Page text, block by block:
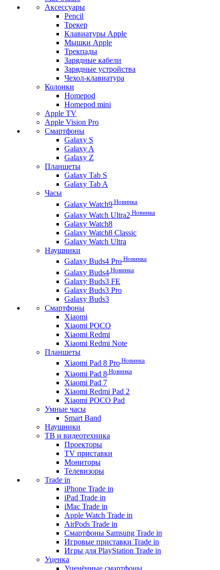
Аксессуары
Pencil
Трекер
Клавиатуры Apple
Мышки Apple
Трекпады
Зарядные кабели
Зарядные устройства
Чехол-клавиатура
Колонки
Homepod
Homepod mini
Apple TV
Apple Vision Pro
Смартфоны
Galaxy S
Galaxy A
Galaxy Z
Планшеты
Galaxy Tab S
Galaxy Tab A
Часы
Galaxy Watch9 Новинка
Galaxy Watch Ultra2 Новинка
Galaxy Watch8
Galaxy Watch8 Classic
Galaxy Watch Ultra
Наушники
Galaxy Buds4 Pro Новинка
Galaxy Buds4 Новинка
Galaxy Buds3 FE
Galaxy Buds3 Pro
Galaxy Buds3
Смартфоны
Xiaomi
Xiaomi POCO
Xiaomi Redmi
Xiaomi Redmi Note
Планшеты
Xiaomi Pad 8 Pro Новинка
Xiaomi Pad 8 Новинка
Xiaomi Pad 7
Xiaomi Redmi Pad 2
Xiaomi POCO Pad
Умные часы
Smart Band
Наушники
ТВ и видеотехника
Проекторы
TV приставки
Мониторы
Телевизоры
Trade in
iPhone Trade in
iPad Trade in
iMac Trade in
Apple Watch Trade in
AirPods Trade in
Смартфоны Samsung Trade in
Игровые приставки Trade in
Игры для PlayStation Trade in
Уценка